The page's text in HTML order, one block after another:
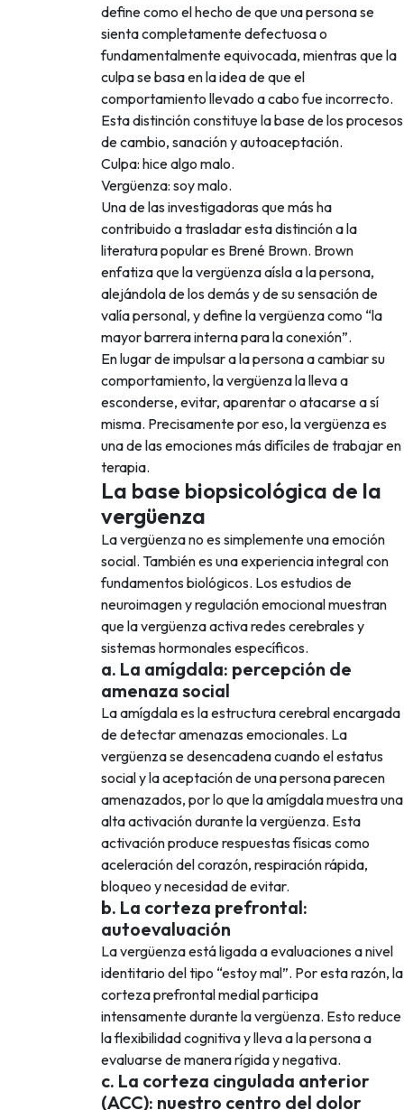
define como el hecho de que una persona se
sienta completamente defectuosa o
fundamentalmente equivocada, mientras que la
culpa se basa en la idea de que el
comportamiento llevado a cabo fue incorrecto.
Esta distinción constituye la base de los procesos
de cambio, sanación y autoaceptación.
Culpa: hice algo malo.
Vergüenza: soy malo.
Una de las investigadoras que más ha
contribuido a trasladar esta distinción a la
literatura popular es Brené Brown. Brown
enfatiza que la vergüenza aísla a la persona,
alejándola de los demás y de su sensación de
valía personal, y define la vergüenza como “la
mayor barrera interna para la conexión”.
En lugar de impulsar a la persona a cambiar su
comportamiento, la vergüenza la lleva a
esconderse, evitar, aparentar o atacarse a sí
misma. Precisamente por eso, la vergüenza es
una de las emociones más difíciles de trabajar en
terapia.
La base biopsicológica de la
vergüenza
La vergüenza no es simplemente una emoción
social. También es una experiencia integral con
fundamentos biológicos. Los estudios de
neuroimagen y regulación emocional muestran
que la vergüenza activa redes cerebrales y
sistemas hormonales específicos.
a. La amígdala: percepción de
amenaza social
La amígdala es la estructura cerebral encargada
de detectar amenazas emocionales. La
vergüenza se desencadena cuando el estatus
social y la aceptación de una persona parecen
amenazados, por lo que la amígdala muestra una
alta activación durante la vergüenza. Esta
activación produce respuestas físicas como
aceleración del corazón, respiración rápida,
bloqueo y necesidad de evitar.
b. La corteza prefrontal:
autoevaluación
La vergüenza está ligada a evaluaciones a nivel
identitario del tipo “estoy mal”. Por esta razón, la
corteza prefrontal medial participa
intensamente durante la vergüenza. Esto reduce
la flexibilidad cognitiva y lleva a la persona a
evaluarse de manera rígida y negativa.
c. La corteza cingulada anterior
(ACC): nuestro centro del dolor